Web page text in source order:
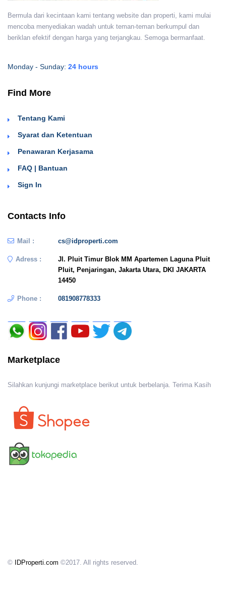
Bermula dari kecintaan kami tentang website dan properti, kami mulai
mencoba menyediakan wadah untuk teman-teman berkumpul dan
beriklan efektif dengan harga yang terjangkau. Semoga bermanfaat.
Monday - Sunday: 24 hours
Find More
Tentang Kami
Syarat dan Ketentuan
Penawaran Kerjasama
FAQ | Bantuan
Sign In
Contacts Info
Mail : cs@idproperti.com
Adress :
Jl. Pluit Timur Blok MM Apartemen Laguna Pluit
Pluit, Penjaringan, Jakarta Utara, DKI JAKARTA
14450
Phone : 081908778333
Marketplace
Silahkan kunjungi marketplace berikut untuk berbelanja. Terima Kasih
© IDProperti.com ©2017. All rights reserved.